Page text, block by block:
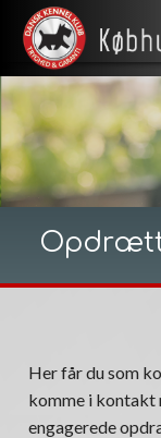
Her får du som
komme i kontakt
engagerede